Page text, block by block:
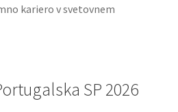
kariero v svetovnem
SP 2026